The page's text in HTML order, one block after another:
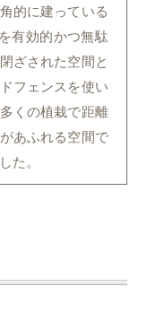
的に建っている
有効的かつ無駄
ざされた空間と
フェンスを使い
くの植栽で距離
あふれる空間で
た。